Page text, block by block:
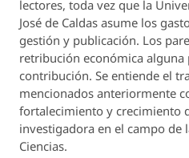
lectores, toda vez que la
José de Caldas asume los
gestión y publicación. Los
retribución económica alguna
contribución. Se entiende el
mencionados anteriormente
fortalecimiento y crecimiento
investigadora en el campo de
Ciencias.